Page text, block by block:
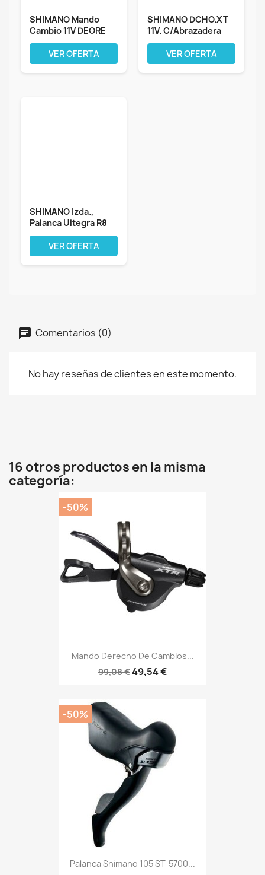
SHIMANO Mando
Cambio 11V DEORE
SLM5100RAP,...
VER OFERTA
SHIMANO DCHO.XT
11V. C/Abrazadera
C/DISP Mando,...
VER OFERTA
SHIMANO Izda.,
Palanca Ultegra R8
2v Mecananico...
VER OFERTA
Comentarios (0)
No hay reseñas de clientes en este momento.
16 otros productos en la misma
categoría:
Mando Derecho De Cambios...
99,08 €49,54 €
-50%
Palanca Shimano 105 ST-5700...
-50%